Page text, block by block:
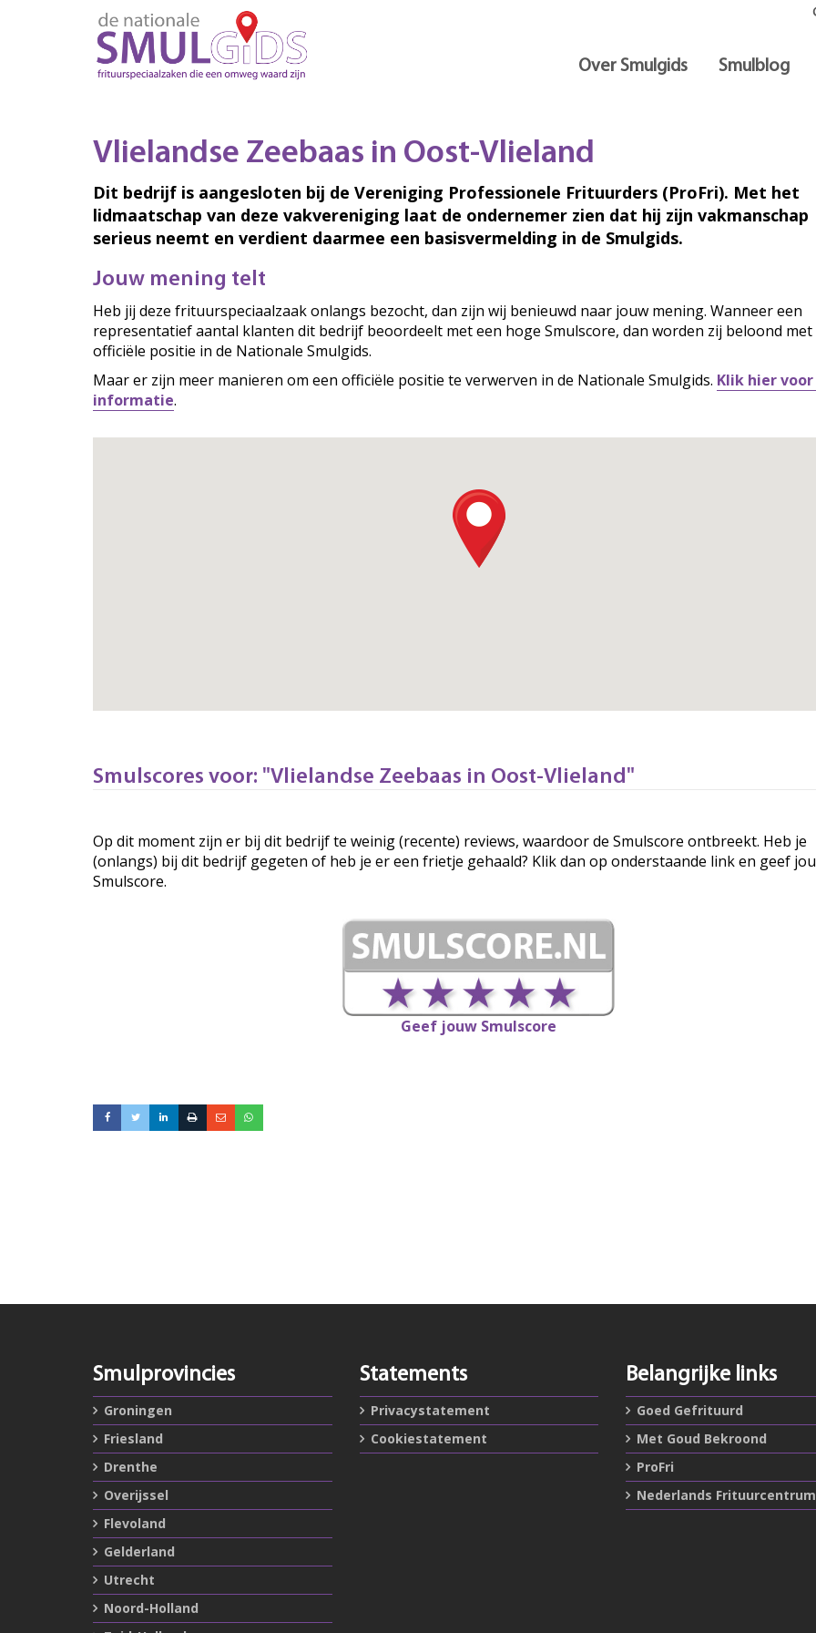
Over Smulgids Smulblog
Vlielandse Zeebaas in Oost-Vlieland
Dit bedrijf is aangesloten bij de Vereniging Professionele Frituurders (ProFri). Met het
lidmaatschap van deze vakvereniging laat de ondernemer zien dat hij zijn vakmanschap
serieus neemt en verdient daarmee een basisvermelding in de Smulgids.
Jouw mening telt
Heb jij deze frituurspeciaalzaak onlangs bezocht, dan zijn wij benieuwd naar jouw mening. Wanneer een
representatief aantal klanten dit bedrijf beoordeelt met een hoge Smulscore, dan worden zij beloond met
officiële positie in de Nationale Smulgids.
Maar er zijn meer manieren om een officiële positie te verwerven in de Nationale Smulgids. Klik hier
informatie.
Smulscores voor: "Vlielandse Zeebaas in Oost-Vlieland"
Op dit moment zijn er bij dit bedrijf te weinig (recente) reviews, waardoor de Smulscore ontbreekt. Heb je
(onlangs) bij dit bedrijf gegeten of heb je er een frietje gehaald? Klik dan op onderstaande link en geef
Smulscore.
Geef jouw Smulscore
Smulprovincies
Groningen
Friesland
Drenthe
Overijssel
Flevoland
Gelderland
Utrecht
Noord-Holland
Statements
Privacystatement
Cookiestatement
Belangrijke links
Goed Gefrituurd
Met Goud Bekroond
ProFri
Nederlands Frituurcentrum